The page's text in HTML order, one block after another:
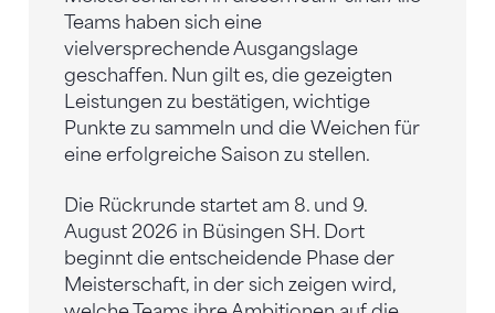
Teams haben sich eine
vielversprechende Ausgangslage
geschaffen. Nun gilt es, die gezeigten
Leistungen zu bestätigen, wichtige
Punkte zu sammeln und die Weichen für
eine erfolgreiche Saison zu stellen.
Die Rückrunde startet am 8. und 9.
August 2026 in Büsingen SH. Dort
beginnt die entscheidende Phase der
Meisterschaft, in der sich zeigen wird,